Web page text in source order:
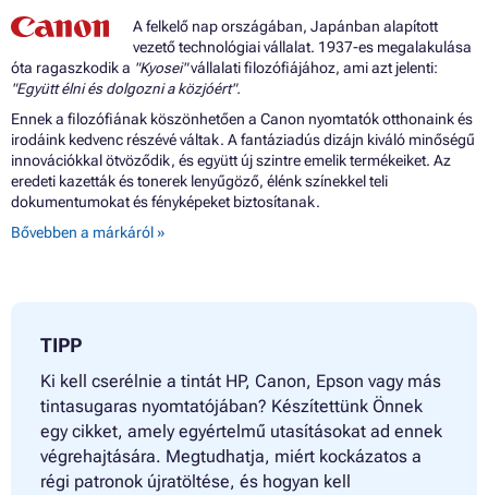
Patron CANON PIXMA MX530 SERIES
Patron CANON PIXMA MX532
Patron CANON PIXMA MX535
Patron CANON PIXMA TS5100 SERIES
Patron CANON PIXMA TS5150
Patron CANON PIXMA TS5151
Patron CANON TS5100
A felkelő nap országában, Japánban alapított
vezető technológiai vállalat. 1937-es megalakulása
óta ragaszkodik a "Kyosei"vállalati filozófiájához, ami azt jelenti:
"Együtt élni és dolgozni a közjóért".
Ennek a filozófiának köszönhetően a Canon nyomtatók otthonaink és
irodáink kedvenc részévé váltak. A fantáziadús dizájn kiváló minőségű
innovációkkal ötvöződik, és együtt új szintre emelik termékeiket. Az
eredeti kazetták és tonerek lenyűgöző, élénk színekkel teli
dokumentumokat és fényképeket biztosítanak.
Bővebben a márkáról »
TIPP
Ki kell cserélnie a tintát HP, Canon, Epson vagy más
tintasugaras nyomtatójában? Készítettünk Önnek
egy cikket, amely egyértelmű utasításokat ad ennek
végrehajtására. Megtudhatja, miért kockázatos a
régi patronok újratöltése, és hogyan kell